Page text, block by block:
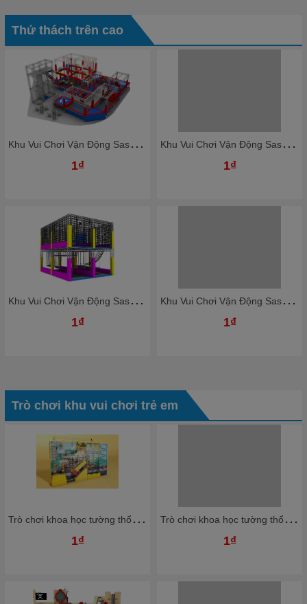
Thử thách trên cao
K
hu Vui Chơi Vận Động Sasuke Vượt Chướng Ngại Vật KBSSK25
1₫
K
hu Vui Chơi Vận Động Sasuke Vượt Chướng Ngại Vật KBSSK23
1₫
K
hu Vui Chơi Vận Động Sasuke Vượt Chướng Ngại Vật KBSSK21
1₫
K
hu Vui Chơi Vận Động Sasuke Vượt Chướng Ngại Vật KBSSK19
1₫
Trò chơi khu vui chơi trẻ em
T
rò chơi khoa học tường thổi bóng nhựa Ziczac TTBKB06 Dochoikinhbac Trò chơi hấp dẫn trong nhà bóng
1₫
T
rò chơi khoa học tường thổi bóng nhựa Ziczac TTBKB04 Dochoikinhbac Trò chơi hấp dẫn trong nhà bóng
1₫